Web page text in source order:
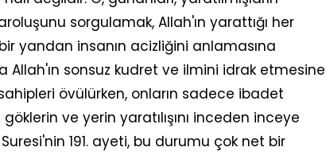
sorgulamak, Allah'ın yarattığı her
yandan insanın acizliğini anlamasına
Allah'ın sonsuz kudret ve ilmini idrak etmesine
övülürken, onların sadece ibadet
ve yerin yaratılışını inceden inceye
191. ayeti, bu durumu çok net bir